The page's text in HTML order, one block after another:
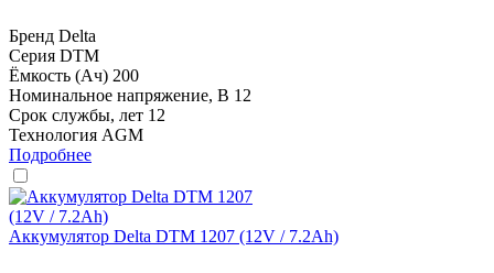
Бренд Delta
Серия DTM
Ёмкость (Ач) 200
Номинальное напряжение, В 12
Срок службы, лет 12
Технология AGM
Подробнее
Аккумулятор Delta DTM 1207 (12V / 7.2Ah)